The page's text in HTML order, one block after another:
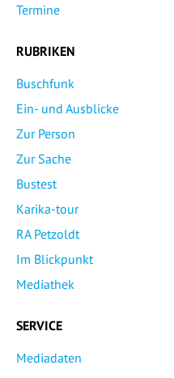
Termine
RUBRIKEN
Buschfunk
Ein- und Ausblicke
Zur Person
Zur Sache
Bustest
Karika-tour
RA Petzoldt
Im Blickpunkt
Mediathek
SERVICE
Mediadaten